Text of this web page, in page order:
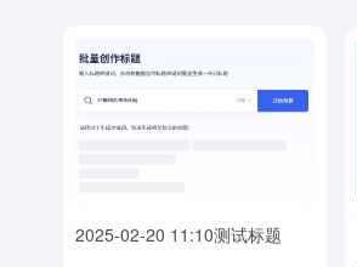
2025-02-20 11:10测试标题